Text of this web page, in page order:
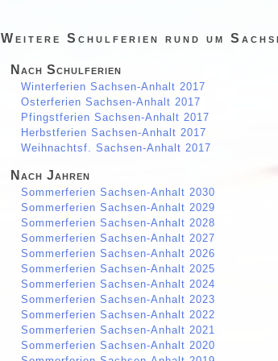
Weitere Schulferien rund um
Nach Schulferien
Winterferien Sachsen-Anhalt 2017
Osterferien Sachsen-Anhalt 2017
Pfingstferien Sachsen-Anhalt 2017
Herbstferien Sachsen-Anhalt 2017
Weihnachtsf. Sachsen-Anhalt 2017
Nach Jahren
Sommerferien Sachsen-Anhalt 2030
Sommerferien Sachsen-Anhalt 2029
Sommerferien Sachsen-Anhalt 2028
Sommerferien Sachsen-Anhalt 2027
Sommerferien Sachsen-Anhalt 2026
Sommerferien Sachsen-Anhalt 2025
Sommerferien Sachsen-Anhalt 2024
Sommerferien Sachsen-Anhalt 2023
Sommerferien Sachsen-Anhalt 2022
Sommerferien Sachsen-Anhalt 2021
Sommerferien Sachsen-Anhalt 2020